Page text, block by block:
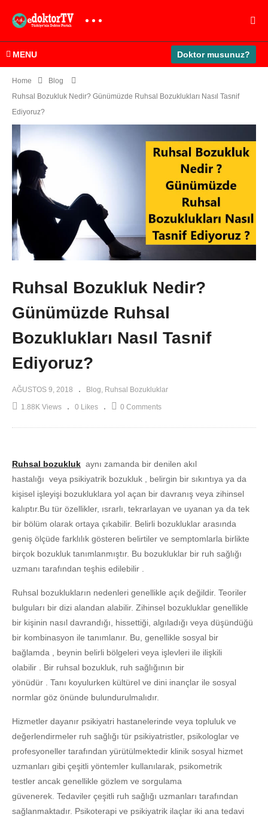
MENU Doktor musunuz?
Home
Blog
Ruhsal Bozukluk Nedir? Günümüzde Ruhsal Bozuklukları Nasıl Tasnif
Ediyoruz?
Ruhsal Bozukluk Nedir?
Günümüzde Ruhsal
Bozuklukları Nasıl Tasnif
Ediyoruz?
AĞUSTOS 9, 2018 Blog Ruhsal Bozukluklar
1.88K Views 0 Likes 0 Comments
Ruhsal bozukluk aynı zamanda bir denilen akıl
hastalığı veya psikiyatrik bozukluk , belirgin bir sıkıntıya ya da
kişisel işleyişi bozukluklara yol açan bir davranış veya zihinsel
kalıptır.Bu tür özellikler, ısrarlı, tekrarlayan ve uyanan ya da tek
bir bölüm olarak ortaya çıkabilir. Belirli bozukluklar arasında
geniş ölçüde farklılık gösteren belirtiler ve semptomlarla birlikte
birçok bozukluk tanımlanmıştır. Bu bozukluklar bir ruh sağlığı
uzmanı tarafından teşhis edilebilir .
Ruhsal bozuklukların nedenleri genellikle açık değildir. Teoriler
bulguları bir dizi alandan alabilir. Zihinsel bozukluklar genellikle
bir kişinin nasıl davrandığı, hissettiği, algıladığı veya düşündüğü
bir kombinasyon ile tanımlanır. Bu, genellikle sosyal bir
bağlamda , beynin belirli bölgeleri veya işlevleri ile ilişkili
olabilir . Bir ruhsal bozukluk, ruh sağlığının bir
yönüdür . Tanı koyulurken kültürel ve dini inançlar ile sosyal
normlar göz önünde bulundurulmalıdır.
Hizmetler dayanır psikiyatri hastanelerinde veya topluluk ve
değerlendirmeler ruh sağlığı tür psikiyatristler, psikologlar ve
profesyoneller tarafından yürütülmektedir klinik sosyal hizmet
uzmanları gibi çeşitli yöntemler kullanılarak, psikometrik
testler ancak genellikle gözlem ve sorgulama
güvenerek. Tedaviler çeşitli ruh sağlığı uzmanları tarafından
sağlanmaktadır. Psikoterapi ve psikiyatrik ilaçlar iki ana tedavi